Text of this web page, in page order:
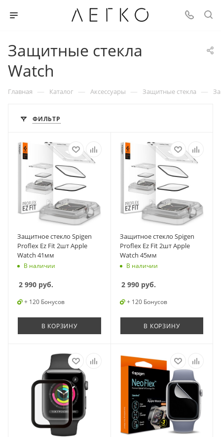
Защитные стекла
Watch
Главная — Каталог — Аксессуары — Защитные стекла —
ФИЛЬТР
Защитное стекло Spigen
Proflex Ez Fit 2шт Apple
Watch 41мм
В наличии
2 990 руб.
+ 120 Бонусов
В КОРЗИНУ
Защитное стекло Spigen
Proflex Ez Fit 2шт Apple
Watch 45мм
В наличии
2 990руб.
+ 120 Бонусов
В КОРЗИНУ